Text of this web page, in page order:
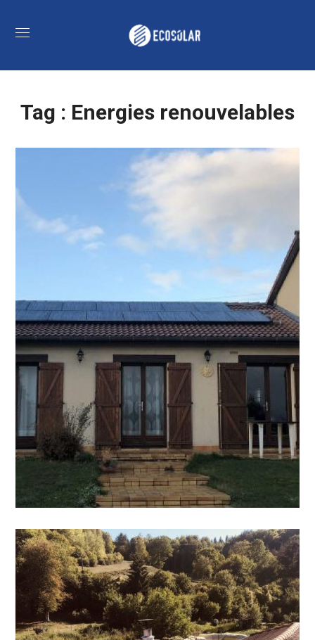
Tag : Energies renouvelables